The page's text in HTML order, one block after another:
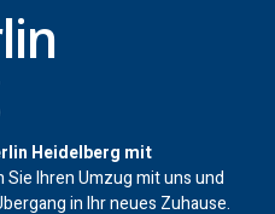
Heidelberg mit
Sie Ihren Umzug mit uns und
in Ihr neues Zuhause.